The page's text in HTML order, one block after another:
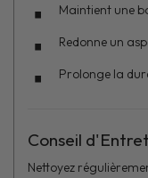
Maintient une
Redonne un
Prolonge la
Conseil
Nettoyez